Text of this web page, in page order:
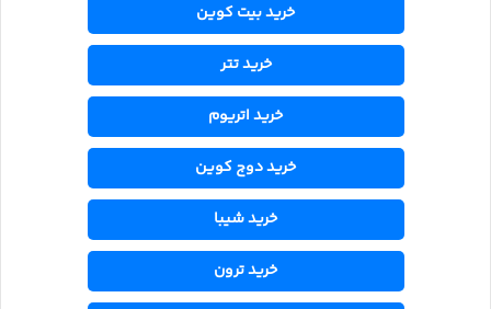
خرید بیت کوین
خرید تتر
خرید اتریوم
خرید دوج کوین
خرید شیبا
خرید ترون